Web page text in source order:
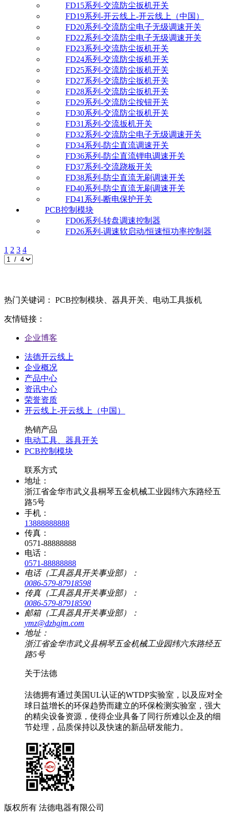
FD15系列-交流防尘扳机开关
FD19系列-开云线上-开云线上（中国）
FD20系列-交流防尘电子无级调速开关
FD22系列-交流防尘电子无级调速开关
FD23系列-交流防尘扳机开关
FD24系列-交流防尘扳机开关
FD25系列-交流防尘扳机开关
FD27系列-交流防尘扳机开关
FD28系列-交流防尘扳机开关
FD29系列-交流防尘按钮开关
FD30系列-交流防尘扳机开关
FD31系列-交流扳机开关
FD32系列-交流防尘电子无级调速开关
FD34系列-防尘直流调速开关
FD36系列-防尘直流锂电调速开关
FD37系列-交流跷板开关
FD38系列-防尘直流无刷调速开关
FD40系列-防尘直流无刷调速开关
FD41系列-断电保护开关
PCB控制模块
FD06系列-转盘调速控制器
FD26系列-调速软启动/恒速恒功率控制器
1 2 3 4
热门关键词： PCB控制模块、器具开关、电动工具扳机
友情链接：
企业博客
法德开云线上
企业概况
产品中心
资讯中心
荣誉资质
开云线上-开云线上（中国）
热销产品
电动工具、器具开关
PCB控制模块
联系方式
地址：
浙江省金华市武义县桐琴五金机械工业园纬六东路经五
路5号
手机：
13888888888
传真：
0571-88888888
电话：
0571-88888888
电话（工具器具开关事业部）：
0086-579-87918598
传真（工具器具开关事业部）：
0086-579-87918590
邮箱（工具器具开关事业部）：
ymz@dzhgjm.com
地址：
浙江省金华市武义县桐琴五金机械工业园纬六东路经五
路5号
关于法德
法德拥有通过美国UL认证的WTDP实验室，以及应对全
球日益增长的环保趋势而建立的环保检测实验室，强大
的精尖设备资源，使得企业具备了同行所难以企及的细
节处理，品质保持以及快速的新品研发能力。
版权所有 法德电器有限公司